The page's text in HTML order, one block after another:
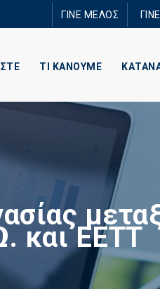
ΓΙΝΕ ΜΕΛΟΣ
ΤΙ ΚΑΝΟΥΜΕ
και ΕΕΤΤ